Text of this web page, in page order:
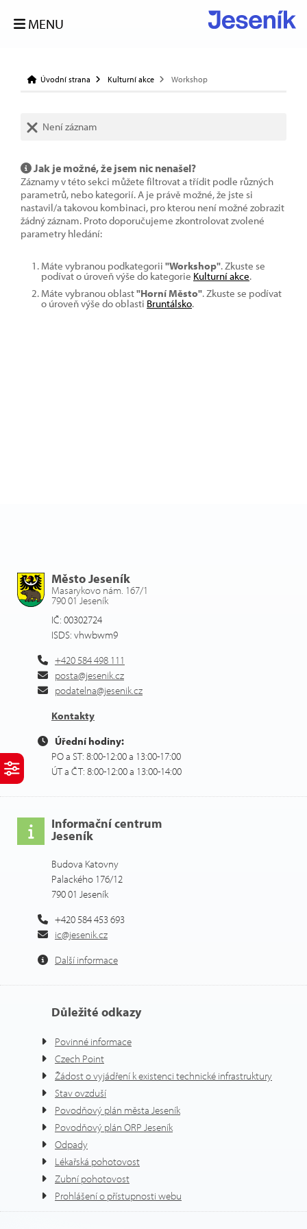
MENU
Úvodní strana Kulturní akce Workshop
Není záznam
Jak je možné, že jsem nic nenašel?
Záznamy v této sekci můžete filtrovat a třídit podle různých
parametrů, nebo kategorií. A je právě možné, že jste si
nastavil/a takovou kombinaci, pro kterou není možné zobrazit
žádný záznam. Proto doporučujeme zkontrolovat zvolené
parametry hledání:
Máte vybranou podkategorii "Workshop". Zkuste se
podívat o úroveň výše do kategorie Kulturní akce.
Máte vybranou oblast"Horní Město". Zkuste se podívat
o úroveň výše do oblasti Bruntálsko.
Město Jeseník
Masarykovo nám. 167/1
790 01 Jeseník
IČ: 00302724
ISDS: vhwbwm9
+420 584 498 111
posta@jesenik.cz
podatelna@jesenik.cz
Kontakty
Úřední hodiny:
PO a ST: 8:00-12:00 a 13:00-17:00
ÚT a ČT: 8:00-12:00 a 13:00-14:00
Informační centrum
Jeseník
Budova Katovny
Palackého 176/12
790 01 Jeseník
+420 584 453 693
ic@jesenik.cz
Další informace
Důležité odkazy
Povinné informace
Czech Point
Žádost o vyjádření k existenci technické infrastruktury
Stav ovzduší
Povodňový plán města Jeseník
Povodňový plán ORP Jeseník
Odpady
Lékařská pohotovost
Zubní pohotovost
Prohlášení o přístupnosti webu